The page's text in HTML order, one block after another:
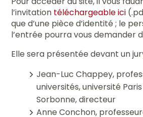
l’invitation téléchargeable ici
que d’une pièce d’identité ; le
l’entrée pourra vous demander
Elle sera présentée devant un
Jean-Luc Chappey,
universités, université
Sorbonne, directeur
Anne Conchon,